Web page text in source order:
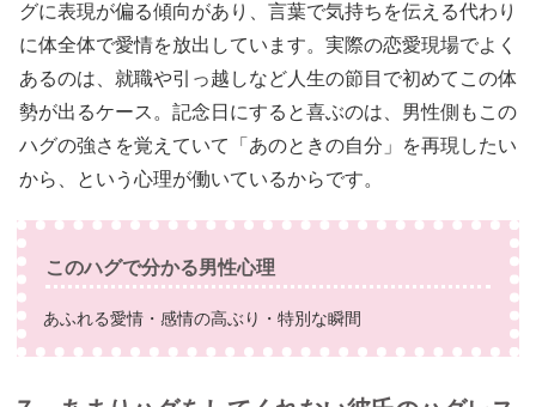
グに表現が偏る傾向があり、言葉で気持ちを伝える代わり
に体全体で愛情を放出しています。実際の恋愛現場でよく
あるのは、就職や引っ越しなど人生の節目で初めてこの体
勢が出るケース。記念日にすると喜ぶのは、男性側もこの
ハグの強さを覚えていて「あのときの自分」を再現したい
から、という心理が働いているからです。
このハグで分かる男性心理
あふれる愛情・感情の高ぶり・特別な瞬間